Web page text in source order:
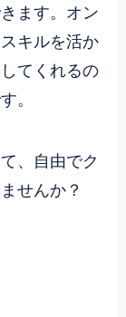
ます。オン
キルを活か
てくれるの
。
、自由でク
せんか？